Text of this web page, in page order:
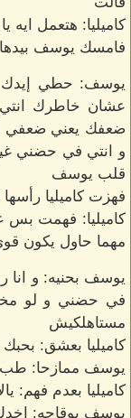
كاميليا: هتعمل ايه
فامسك يوسف بيدها و
يوسف: حطي إيدك
عشان خاطرك انتي
ضعفك يعني ضعفي
و انتي في حضني
قلب يوسف
فهزت كاميليا رأسها
كاميليا: فهمت بس
مهما حاول يكون
يوسف بحنيه: و
في حضني و لو
مستاهلكيش
كاميليا بعشق:
يوسف ممازحا: طب
كاميليا بعدم فهم:
يوسف بوقاحه: